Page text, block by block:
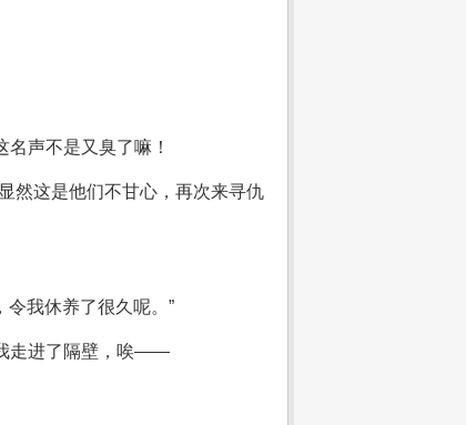
声不是又臭了嘛！
然这是他们不甘心，再次来寻仇
我休养了很久呢。”
走进了隔壁，唉——